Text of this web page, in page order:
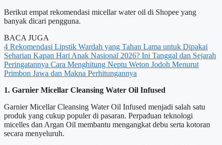
Berikut empat rekomendasi micellar water oil di Shopee yang
banyak dicari pengguna.
BACA JUGA
4 Rekomendasi Lipstik Wardah yang Tahan Lama untuk Dipakai
Seharian Kapan Hari Anak Nasional 2026? Ini Tanggal dan Sejarah
Peringatannya Cara Menghitung Neptu Weton Jodoh Menurut
Primbon Jawa dan Makna Perhitungannya
1. Garnier Micellar Cleansing Water Oil Infused
Garnier Micellar Cleansing Water Oil Infused menjadi salah satu
produk yang cukup populer di pasaran. Perpaduan teknologi
micelles dan Argan Oil membantu mengangkat debu serta kotoran
secara menyeluruh.